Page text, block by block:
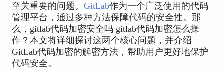
至关重要的问题。 GitLab作为一个广泛使用的代码
管理平台，通过多种方法保障代码的安全性。那
么，gitlab代码加密安全吗 gitlab代码加密怎么操
作？本文将详细探讨这两个核心问题，并介绍
GitLab代码加密的解密方法，帮助用户更好地保护
代码安全。